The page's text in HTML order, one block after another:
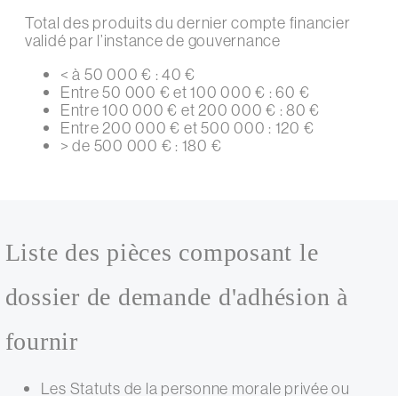
Total des produits du dernier compte financier
validé par l’instance de gouvernance
< à 50 000 € : 40 €
Entre 50 000 € et 100 000 € : 60 €
Entre 100 000 € et 200 000 € : 80 €
Entre 200 000 € et 500 000 : 120 €
> de 500 000 € : 180 €
Liste des pièces composant le
dossier de demande d'adhésion à
fournir
Les Statuts de la personne morale privée ou